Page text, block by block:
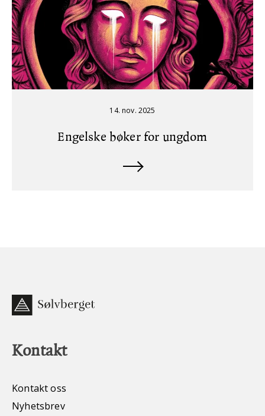
14. nov. 2025
Engelske bøker for ungdom
Kontakt
Kontakt oss
Nyhetsbrev